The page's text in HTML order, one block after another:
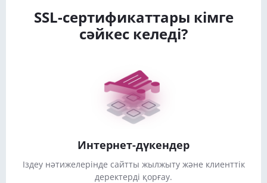
SSL-сертификаттары кімге
сәйкес келеді?
Интернет-дүкендер
Іздеу нәтижелерінде сайтты жылжыту және клиенттік
деректерді қорғау.